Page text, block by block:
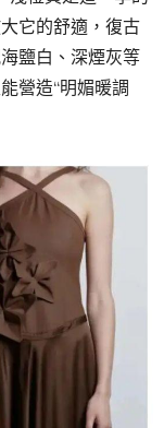
它的舒適，復古
鹽白、深煙灰等
營造“明媚暖調